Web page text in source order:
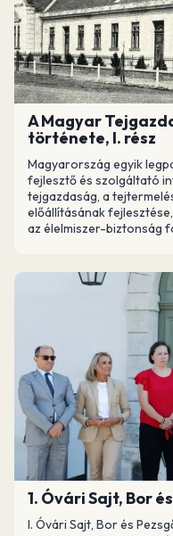
A Magyar
története, I. rész
Magyarország egyik
fejlesztő és szolgáltató
tejgazdaság, a
előállításának
az élelmiszer-biztonság
1. Óvári Sajt, Bor
I. Óvári Sajt, Bor és